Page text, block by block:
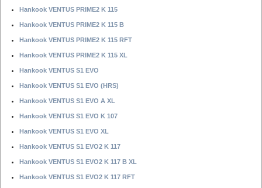
Hankook VENTUS PRIME2 K 115
Hankook VENTUS PRIME2 K 115 B
Hankook VENTUS PRIME2 K 115 RFT
Hankook VENTUS PRIME2 K 115 XL
Hankook VENTUS S1 EVO
Hankook VENTUS S1 EVO (HRS)
Hankook VENTUS S1 EVO A XL
Hankook VENTUS S1 EVO K 107
Hankook VENTUS S1 EVO XL
Hankook VENTUS S1 EVO2 K 117
Hankook VENTUS S1 EVO2 K 117 B XL
Hankook VENTUS S1 EVO2 K 117 RFT